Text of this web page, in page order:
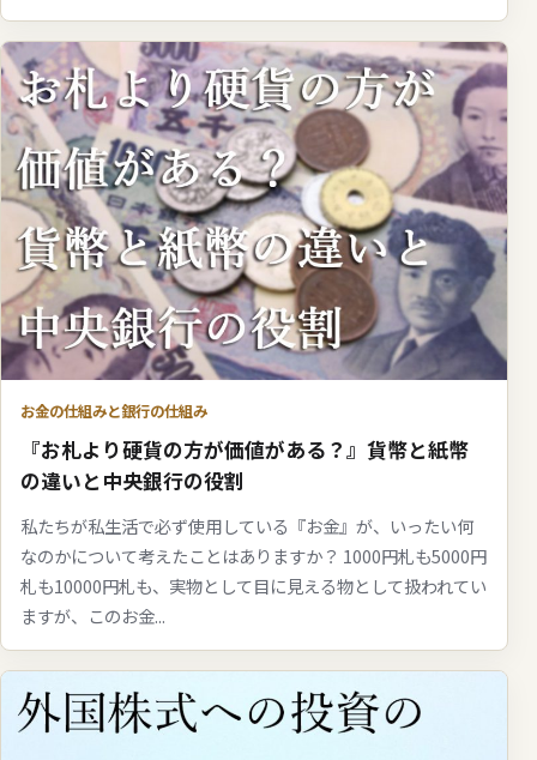
お金の仕組みと銀行の仕組み
『お札より硬貨の方が価値がある？』貨幣と紙幣
の違いと中央銀行の役割
私たちが私生活で必ず使用している『お金』が、いったい何
なのかについて考えたことはありますか？ 1000円札も5000円
札も10000円札も、実物として目に見える物として扱われてい
ますが、このお金...